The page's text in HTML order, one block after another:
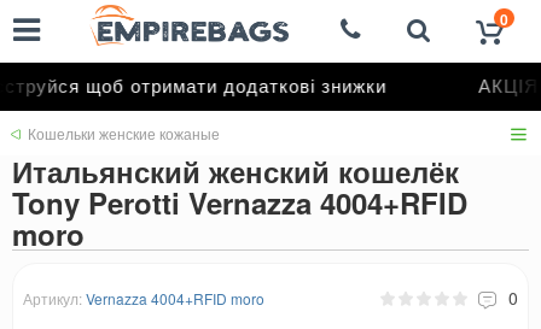
щоб отримати додаткові знижки АКЦІЯ
0
Кошельки женские кожаные
Итальянский женский кошелёк
Tony Perotti Vernazza 4004+RFID
moro
Артикул: Vernazza 4004+RFID moro 0